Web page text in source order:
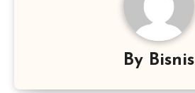
By Bisnis